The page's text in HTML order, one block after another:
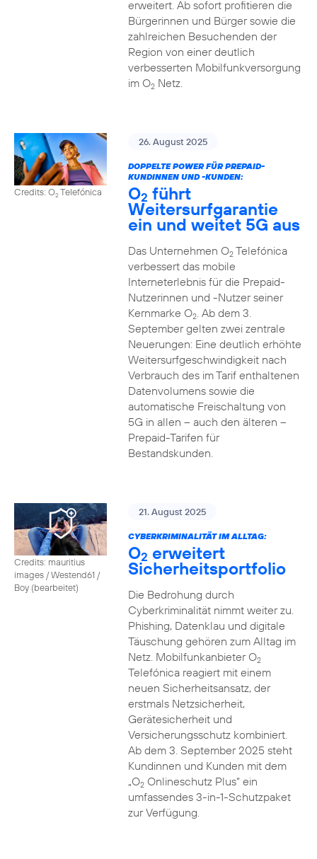
erweitert. Ab sofort profitieren die
Bürgerinnen und Bürger sowie die
zahlreichen Besuchenden der
Region von einer deutlich
verbesserten Mobilfunkversorgung
im O2Netz.
Credits: O2Telefónica
26. August 2025
DOPPELTE POWER FÜR PREPAID-
KUNDINNEN UND -KUNDEN:
O2 führt
Weitersurfgarantie
ein und weitet 5G aus
Das Unternehmen O2Telefónica
verbessert das mobile
Interneterlebnis für die Prepaid-
Nutzerinnen und -Nutzer seiner
Kernmarke O2. Ab dem 3.
September gelten zwei zentrale
Neuerungen: Eine deutlich erhöhte
Weitersurfgeschwindigkeit nach
Verbrauch des im Tarif enthaltenen
Datenvolumens sowie die
automatische Freischaltung von
5G in allen – auch den älteren –
Prepaid-Tarifen für
Bestandskunden.
Credits: mauritius
images / Westend61 /
Boy (bearbeitet)
21. August 2025
CYBERKRIMINALITÄT IM ALLTAG:
O2 erweitert
Sicherheitsportfolio
Die Bedrohung durch
Cyberkriminalität nimmt weiter zu.
Phishing, Datenklau und digitale
Täuschung gehören zum Alltag im
Netz. Mobilfunkanbieter O2
Telefónica reagiert mit einem
neuen Sicherheitsansatz, der
erstmals Netzsicherheit,
Gerätesicherheit und
Versicherungsschutz kombiniert.
Ab dem 3. September 2025 steht
Kundinnen und Kunden mit dem
„O2Onlineschutz Plus“ ein
umfassendes 3-in-1-Schutzpaket
zur Verfügung.